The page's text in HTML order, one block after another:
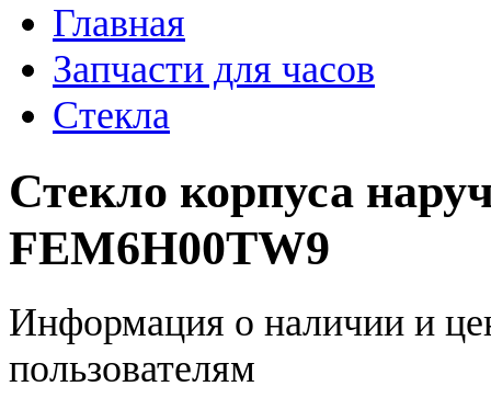
Главная
Запчасти для часов
Стекла
Стекло корпуса
FEM6H00TW9
Информация о наличии и
пользователям